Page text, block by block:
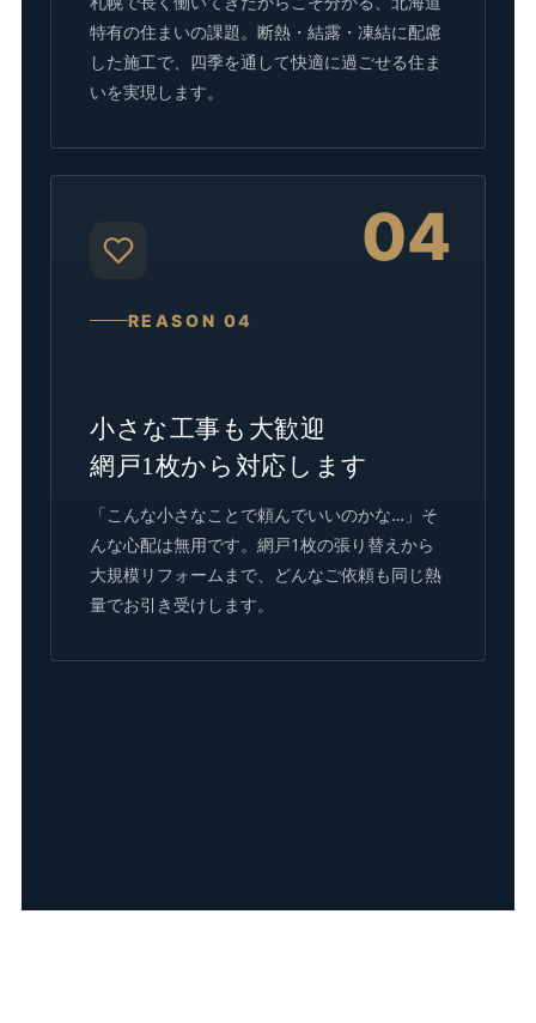
特有の住まいの課題。断熱・結露・凍結に配慮
した施工で、四季を通して快適に過ごせる住ま
いを実現します。
04
REASON 04
小さな工事も大歓迎
網戸1枚から対応します
「こんな小さなことで頼んでいいのかな…」そ
んな心配は無用です。網戸1枚の張り替えから
大規模リフォームまで、どんなご依頼も同じ熱
量でお引き受けします。